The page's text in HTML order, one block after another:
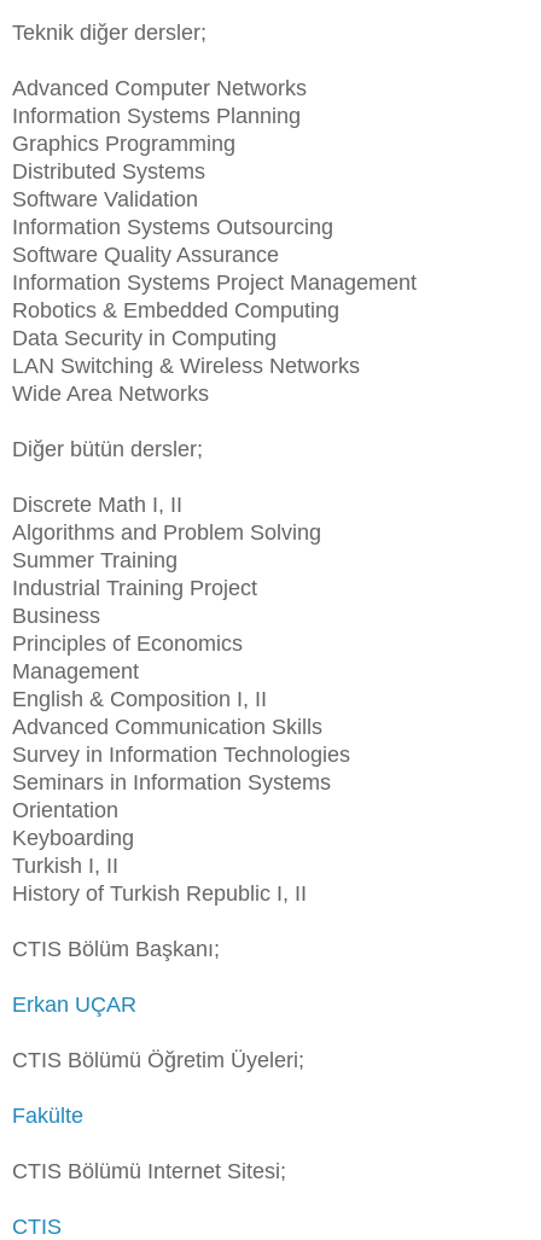
Teknik diğer dersler;
Advanced Computer Networks
Information Systems Planning
Graphics Programming
Distributed Systems
Software Validation
Information Systems Outsourcing
Software Quality Assurance
Information Systems Project Management
Robotics & Embedded Computing
Data Security in Computing
LAN Switching & Wireless Networks
Wide Area Networks
Diğer bütün dersler;
Discrete Math I, II
Algorithms and Problem Solving
Summer Training
Industrial Training Project
Business
Principles of Economics
Management
English & Composition I, II
Advanced Communication Skills
Survey in Information Technologies
Seminars in Information Systems
Orientation
Keyboarding
Turkish I, II
History of Turkish Republic I, II
CTIS Bölüm Başkanı;
Erkan UÇAR
CTIS Bölümü Öğretim Üyeleri;
Fakülte
CTIS Bölümü Internet Sitesi;
CTIS